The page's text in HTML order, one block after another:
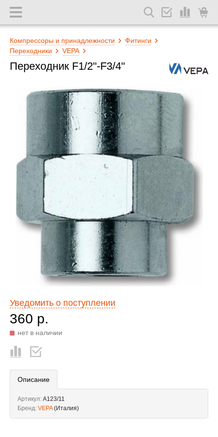
Компрессоры и принадлежности
Фитинги
Переходники
VEPA
Переходник F1/2"-F3/4"
Уведомить о поступлении
360 р.
нет в наличии
Описание
Артикул: A123/11
Бренд: VEPA (Италия)